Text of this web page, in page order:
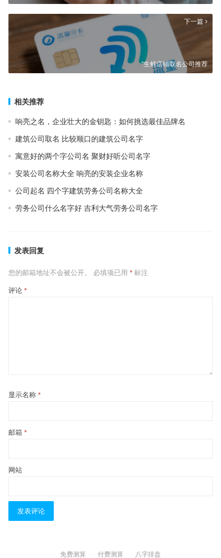
下一篇
“生鲜店铺取名公司推荐
相关推荐
响亮之名，企业壮大的金钥匙：如何挑选最佳品牌名
建筑公司取名 比较顺口的建筑公司名字
寓意好的两个字公司名 聚财好听公司名字
安装公司名称大全 响亮的安装企业名称
公司起名 四个字建筑劳务公司名称大全
劳务公司什么名字好 吉利大气劳务公司名字
发表回复
您的邮箱地址不会被公开。 必填项已用 *标注
评论 *
显示名称 *
邮箱 *
网站
免费测算 付费测算 八字排盘